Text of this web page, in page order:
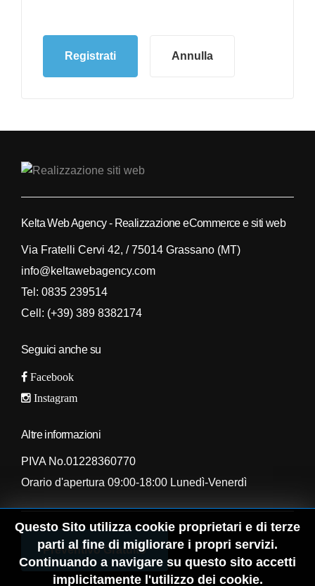
Registrati Annulla
Kelta Web Agency - Realizzazione eCommerce e siti web
Via Fratelli Cervi 42, / 75014 Grassano (MT)
info@keltawebagency.com
Tel: 0835 239514
Cell: (+39) 389 8382174
Seguici anche su
Facebook
Instagram
Altre informazioni
PIVA No.01228360770
Orario d'apertura 09:00-18:00 Lunedì-Venerdì
Preventivo Gratuito
Questo Sito utilizza cookie proprietari e di terze
parti al fine di migliorare i propri servizi.
Continuando a navigare su questo sito accetti
implicitamente l'utilizzo dei cookie.